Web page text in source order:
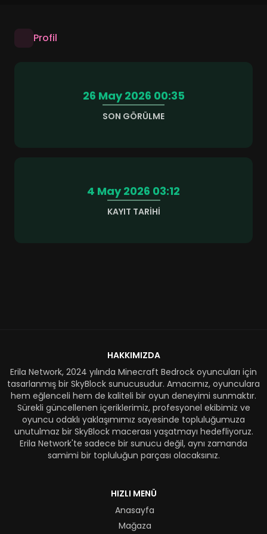
Profil
26 May 2026 00:35
SON GÖRÜLME
4 May 2026 03:12
KAYIT TARIHI
HAKKIMIZDA
Erila Network, 2024 yılında Minecraft Bedrock oyuncuları için
tasarlanmış bir SkyBlock sunucusudur. Amacımız, oyunculara
hem eğlenceli hem de kaliteli bir oyun deneyimi sunmaktır.
Sürekli güncellenen içeriklerimiz, profesyonel ekibimiz ve
oyuncu odaklı yaklaşımımız sayesinde topluluğumuza
unutulmaz bir SkyBlock macerası yaşatmayı hedefliyoruz.
Erila Network'te sadece bir sunucu değil, aynı zamanda
samimi bir topluluğun parçası olacaksınız.
HIZLI MENÜ
Anasayfa
Mağaza